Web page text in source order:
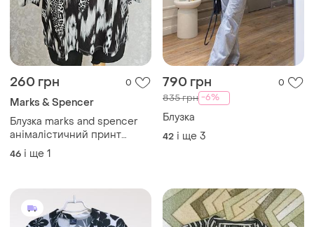
260 грн 0
Marks & Spencer
Блузка marks and spencer
анімалістичний принт
розмір євро 46
(український 52-54)
46 і ще 1
790 грн 0
835 грн -6%
Блузка
42 і ще 3